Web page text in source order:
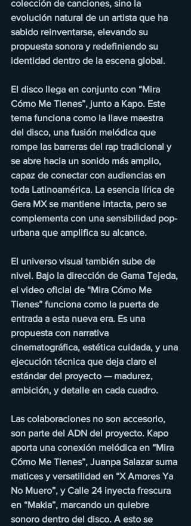
colección de canciones, sino la
evolución natural de un artista que ha
sabido reinventarse, elevando su
propuesta sonora y redefiniendo su
identidad dentro de la escena global.
El disco llega en conjunto con “Mira
Cómo Me Tienes”, junto a Kapo. Este
tema funciona como la llave maestra
del disco, una fusión melódica que
rompe las barreras del rap tradicional y
se abre hacia un sonido más amplio,
capaz de conectar con audiencias en
toda Latinoamérica. La esencia lírica de
Gera MX se mantiene intacta, pero se
complementa con una sensibilidad pop-
urbana que amplifica su alcance.
El universo visual también sube de
nivel. Bajo la dirección de Gama Tejeda,
el video oficial de “Mira Cómo Me
Tienes” funciona como la puerta de
entrada a esta nueva era. Es una
propuesta con narrativa
cinematográfica, estética cuidada, y una
ejecución técnica que deja claro el
estándar del proyecto — madurez,
ambición, y detalle en cada cuadro.
Las colaboraciones no son accesorio,
son parte del ADN del proyecto. Kapo
aporta una conexión melódica en “Mira
Cómo Me Tienes”, Juanpa Salazar suma
matices y versatilidad en “X Amores Ya
No Muero”, y Calle 24 inyecta frescura
en “Makia”, marcando un quiebre
sonoro dentro del disco. A esto se